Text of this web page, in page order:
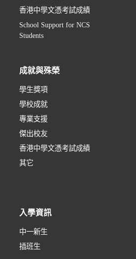
香港中學文憑考試成績
School Support for NCS
Students
成就與殊榮
學生獎項
學校成就
專業支援
傑出校友
香港中學文憑考試成績
其它
入學資訊
中一新生
插班生